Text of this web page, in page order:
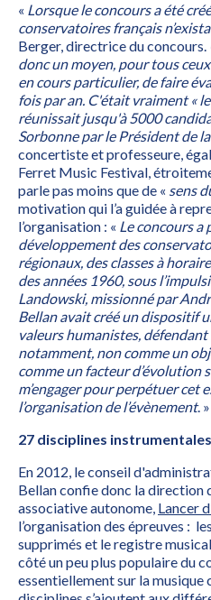
« Lorsque le concours a été
conservatoires français
Berger, directrice du concours.
donc un moyen, pour tous
en cours particulier, de faire
fois par an. C'était vraiment «
réunissait jusqu'à 5000
Sorbonne par le Président de
concertiste et professeure,
Ferret Music Festival,
parle pas moins que de « sens
motivation qui l’a guidée à
l’organisation : « Le concours a
développement des
régionaux, des classes à
des années 1960, sous
Landowski, missionné par
Bellan avait créé un dispositif
valeurs humanistes,
notamment, non comme un
comme un facteur d’évolution
m’engager pour perpétuer cet
l’organisation de l’évènement. »
27 disciplines
En 2012, le conseil
Bellan confie donc la direction
associative autonome, Lancer
l’organisation des épreuves :
supprimés et le registre
côté un peu plus populaire du
essentiellement sur la musique